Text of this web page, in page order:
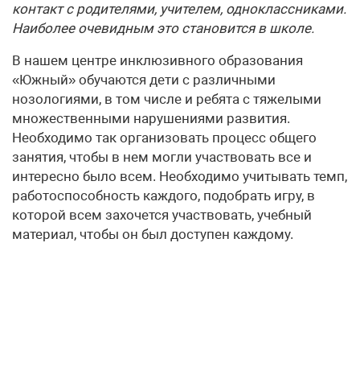
контакт с родителями, учителем, одноклассниками.
Наиболее очевидным это становится в школе.
В нашем центре инклюзивного образования
«Южный» обучаются дети с различными
нозологиями, в том числе и ребята с тяжелыми
множественными нарушениями развития.
Необходимо так организовать процесс общего
занятия, чтобы в нем могли участвовать все и
интересно было всем. Необходимо учитывать темп,
работоспособность каждого, подобрать игру, в
которой всем захочется участвовать, учебный
материал, чтобы он был доступен каждому.